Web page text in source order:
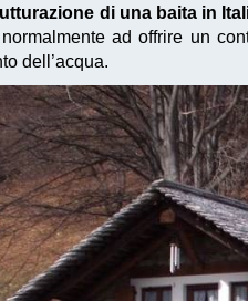
di una baita in
ad offrire un
dell’acqua.